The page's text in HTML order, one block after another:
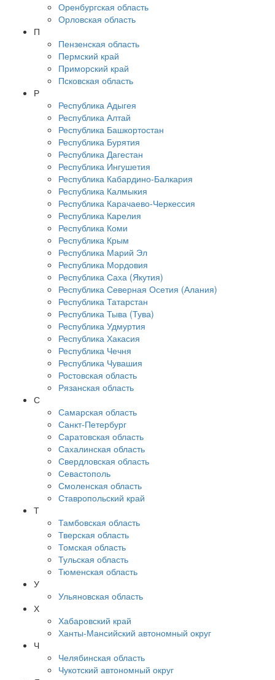
Оренбургская область
Орловская область
П
Пензенская область
Пермский край
Приморский край
Псковская область
Р
Республика Адыгея
Республика Алтай
Республика Башкортостан
Республика Бурятия
Республика Дагестан
Республика Ингушетия
Республика Кабардино-Балкария
Республика Калмыкия
Республика Карачаево-Черкессия
Республика Карелия
Республика Коми
Республика Крым
Республика Марий Эл
Республика Мордовия
Республика Саха (Якутия)
Республика Северная Осетия (Алания)
Республика Татарстан
Республика Тыва (Тува)
Республика Удмуртия
Республика Хакасия
Республика Чечня
Республика Чувашия
Ростовская область
Рязанская область
С
Самарская область
Санкт-Петербург
Саратовская область
Сахалинская область
Свердловская область
Севастополь
Смоленская область
Ставропольский край
Т
Тамбовская область
Тверская область
Томская область
Тульская область
Тюменская область
У
Ульяновская область
Х
Хабаровский край
Ханты-Мансийский автономный округ
Ч
Челябинская область
Чукотский автономный округ